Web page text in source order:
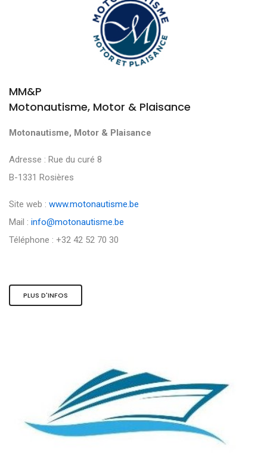
MM&P
Motonautisme, Motor & Plaisance
Motonautisme, Motor & Plaisance
Adresse : Rue du curé 8
B-1331 Rosières
Site web : www.motonautisme.be
Mail : info@motonautisme.be
Téléphone : +32 42 52 70 30
PLUS D'INFOS